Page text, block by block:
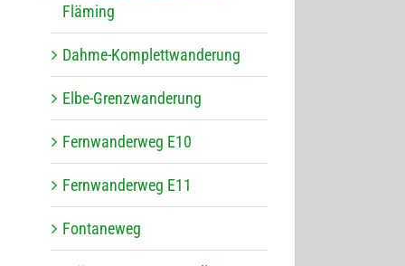
Fläming
Dahme-Kom­plett­wan­de­rung
Elbe-Grenz­wan­de­rung
Fern­wan­der­weg E10
Fern­wan­der­weg E11
Fon­ta­ne­weg